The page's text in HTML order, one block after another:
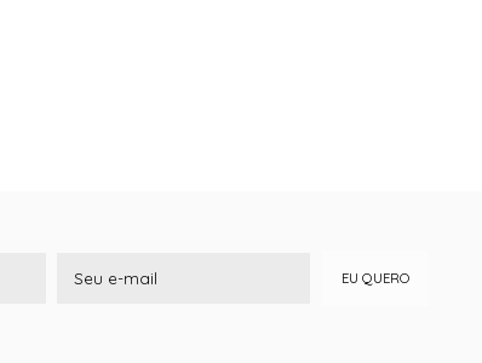
EU QUERO